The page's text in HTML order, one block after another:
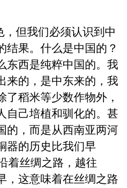
但我们必须认识到中
结果。什么是中国的？
东西是纯粹中国的。我
来的，是中东来的，我
稻米等少数作物外，
自己培植和驯化的。甚
的，而是从西南亚两河
器的历史比我们早
着丝绸之路，越往
，这意味着在丝绸之路